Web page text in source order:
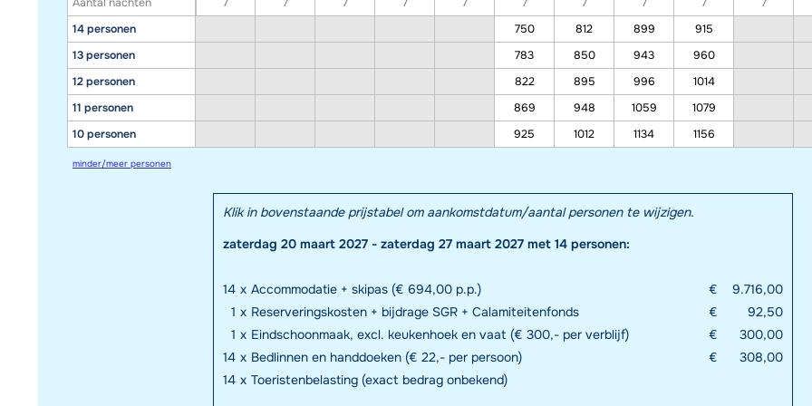
14 personen
13 personen
12 personen
11 personen
10 personen
750
812 899 915
783
850 943 960
822
895 996 1014
869
948 1059 1079
925
1012 1134 1156
minder/meer personen
Klik in bovenstaande prijstabel om aankomstdatum/aantal personen te wijzigen.
zaterdag 20 maart 2027 - zaterdag 27 maart 2027 met 14 personen:
14 x Accommodatie + skipas (€ 694,00 p.p.) €
9.716,00
1 x Reserveringskosten + bijdrage SGR + Calamiteitenfonds €
92,50
1 x Eindschoonmaak, excl. keukenhoek en vaat (€ 300,- per verblijf) €
300,00
14 x Bedlinnen en handdoeken (€ 22,- per persoon) €
308,00
14 x Toeristenbelasting (exact bedrag onbekend)